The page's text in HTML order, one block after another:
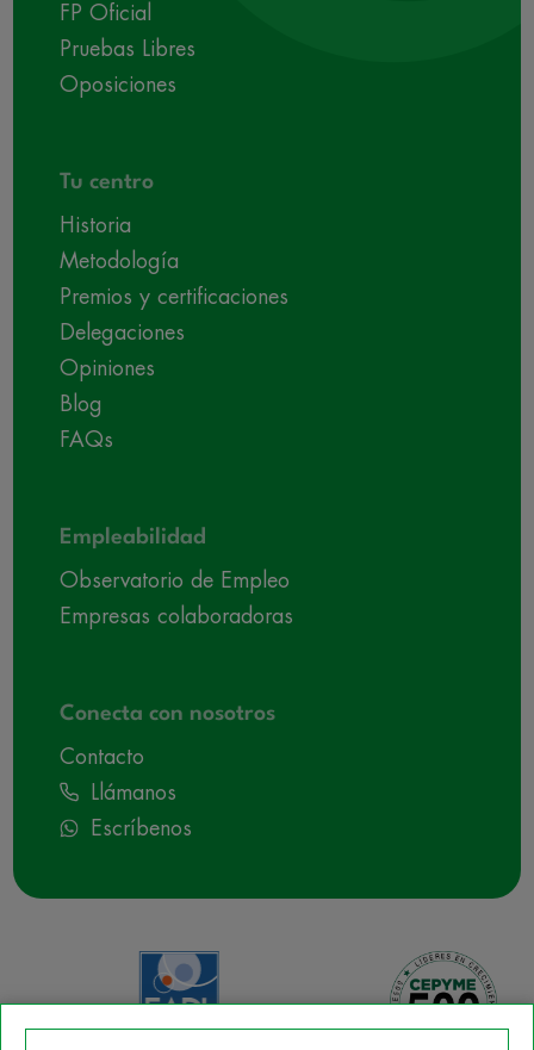
FP Oficial
Pruebas Libres
Oposiciones
Tu centro
Historia
Metodología
Premios y certificaciones
Delegaciones
Opiniones
Blog
FAQs
Empleabilidad
Observatorio de Empleo
Empresas colaboradoras
Conecta con nosotros
Contacto
Llámanos
Escríbenos